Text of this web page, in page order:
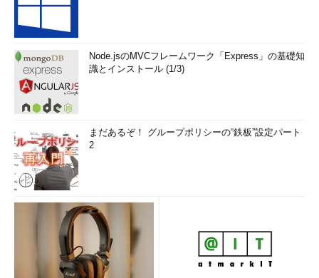
Node.jsのMVCフレームワーク「Express」の基礎知
識とインストール (1/3)
まだあるぞ！ グループポリシーの“鉄板”設定パート
2